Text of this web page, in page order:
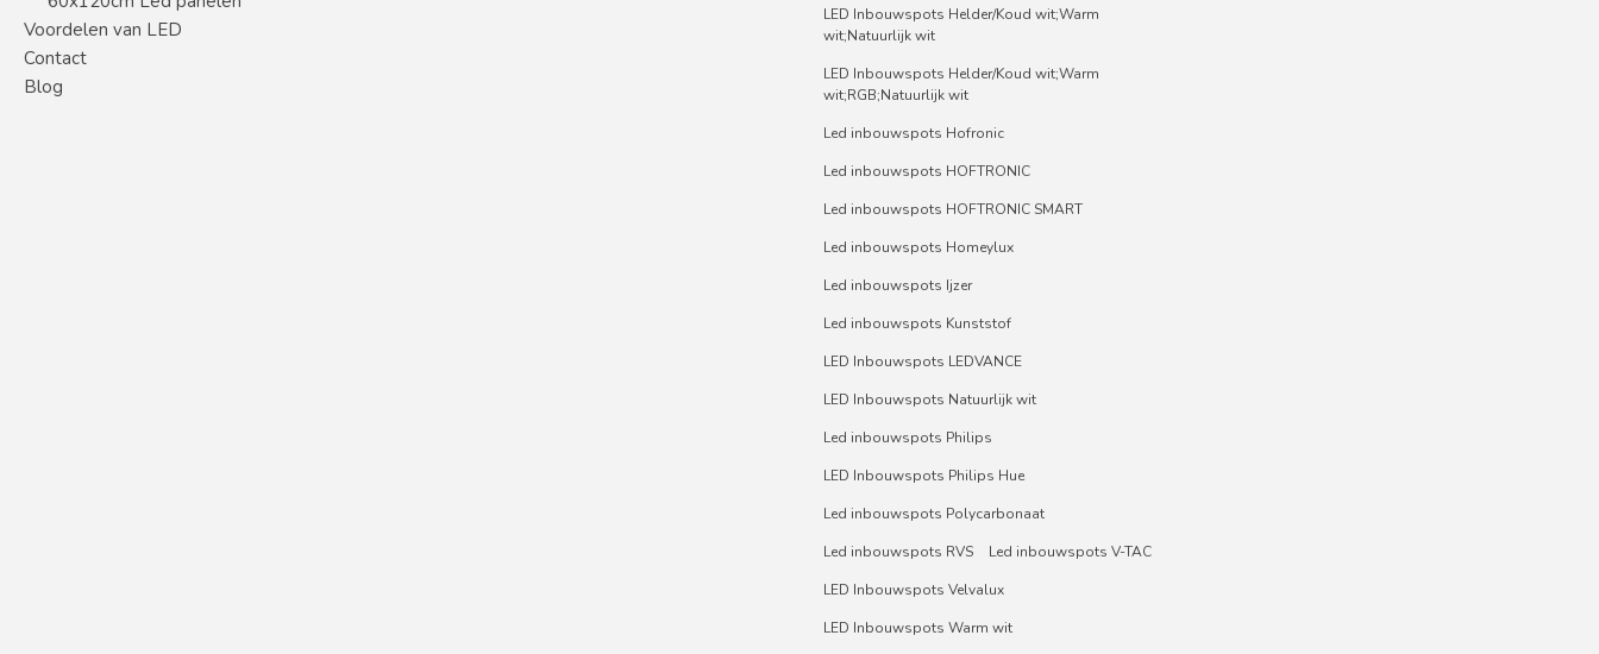
Voordelen van LED
Contact
Blog
LED Inbouwspots Helder/Koud wit;Warm
wit;Natuurlijk wit
LED Inbouwspots Helder/Koud wit;Warm
wit;RGB;Natuurlijk wit
Led inbouwspots Hofronic
Led inbouwspots HOFTRONIC
Led inbouwspots HOFTRONIC SMART
Led inbouwspots Homeylux
Led inbouwspots Ijzer
Led inbouwspots Kunststof
LED Inbouwspots LEDVANCE
LED Inbouwspots Natuurlijk wit
Led inbouwspots Philips
LED Inbouwspots Philips Hue
Led inbouwspots Polycarbonaat
Led inbouwspots RVS
Led inbouwspots V-TAC
LED Inbouwspots Velvalux
LED Inbouwspots Warm wit